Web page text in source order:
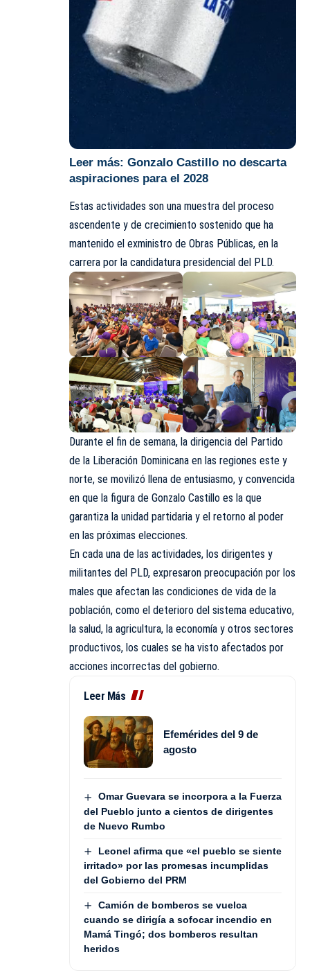
Leer más: Gonzalo Castillo no descarta
aspiraciones para el 2028
Estas actividades son una muestra del proceso
ascendente y de crecimiento sostenido que ha
mantenido el exministro de Obras Públicas, en la
carrera por la candidatura presidencial del PLD.
Durante el fin de semana, la dirigencia del Partido
de la Liberación Dominicana en las regiones este y
norte, se movilizó llena de entusiasmo, y convencida
en que la figura de Gonzalo Castillo es la que
garantiza la unidad partidaria y el retorno al poder
en las próximas elecciones.
En cada una de las actividades, los dirigentes y
militantes del PLD, expresaron preocupación por los
males que afectan las condiciones de vida de la
población, como el deterioro del sistema educativo,
la salud, la agricultura, la economía y otros sectores
productivos, los cuales se ha visto afectados por
acciones incorrectas del gobierno.
Leer Más
Efemérides del 9 de
agosto
Omar Guevara se incorpora a la Fuerza
del Pueblo junto a cientos de dirigentes
de Nuevo Rumbo
Leonel afirma que «el pueblo se siente
irritado» por las promesas incumplidas
del Gobierno del PRM
Camión de bomberos se vuelca
cuando se dirigía a sofocar incendio en
Mamá Tingó; dos bomberos resultan
heridos